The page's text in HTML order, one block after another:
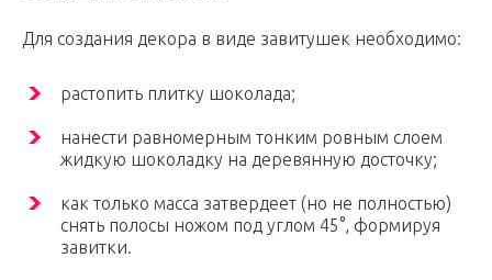
Для создания декора в виде завитушек необходимо:
растопить плитку шоколада;
нанести равномерным тонким ровным слоем
жидкую шоколадку на деревянную досточку;
как только масса затвердеет (но не полностью)
снять полосы ножом под углом 45°, формируя
завитки.